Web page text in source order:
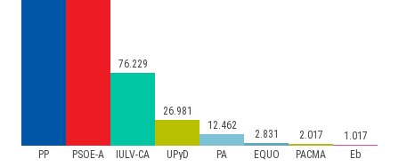
PP PSOE-A IULV-CA UPyD PA EQUO PACMA Eb
76.229
26.981
12.462
2.831 2.017 1.017